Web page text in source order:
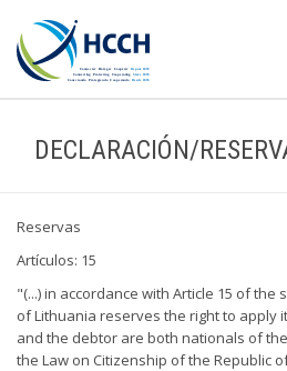
DECLARACIÓN/
Reservas
Artículos: 15
"(...) in accordance with Article 15 of the
of Lithuania reserves the right to apply
and the debtor are both nationals of
the Law on Citizenship of the Republic